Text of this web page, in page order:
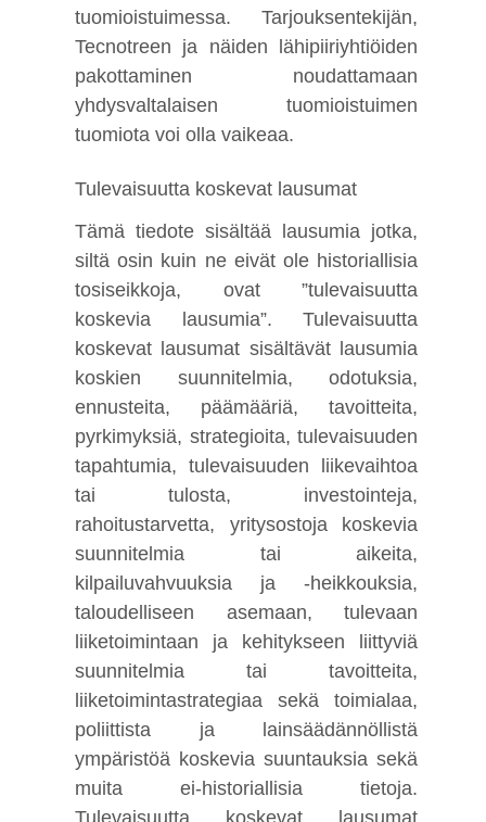
tuomioistuimessa. Tarjouksentekijän,
Tecnotreen ja näiden lähipiiriyhtiöiden
pakottaminen noudattamaan
yhdysvaltalaisen tuomioistuimen
tuomiota voi olla vaikeaa.
Tulevaisuutta koskevat lausumat
Tämä tiedote sisältää lausumia jotka,
siltä osin kuin ne eivät ole historiallisia
tosiseikkoja, ovat ”tulevaisuutta
koskevia lausumia”. Tulevaisuutta
koskevat lausumat sisältävät lausumia
koskien suunnitelmia, odotuksia,
ennusteita, päämääriä, tavoitteita,
pyrkimyksiä, strategioita, tulevaisuuden
tapahtumia, tulevaisuuden liikevaihtoa
tai tulosta, investointeja,
rahoitustarvetta, yritysostoja koskevia
suunnitelmia tai aikeita,
kilpailuvahvuuksia ja -heikkouksia,
taloudelliseen asemaan, tulevaan
liiketoimintaan ja kehitykseen liittyviä
suunnitelmia tai tavoitteita,
liiketoimintastrategiaa sekä toimialaa,
poliittista ja lainsäädännöllistä
ympäristöä koskevia suuntauksia sekä
muita ei-historiallisia tietoja.
Tulevaisuutta koskevat lausumat